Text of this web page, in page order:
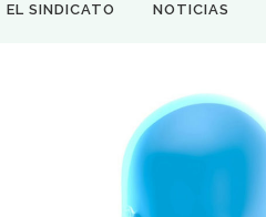
EL SINDICATO NOTICIAS